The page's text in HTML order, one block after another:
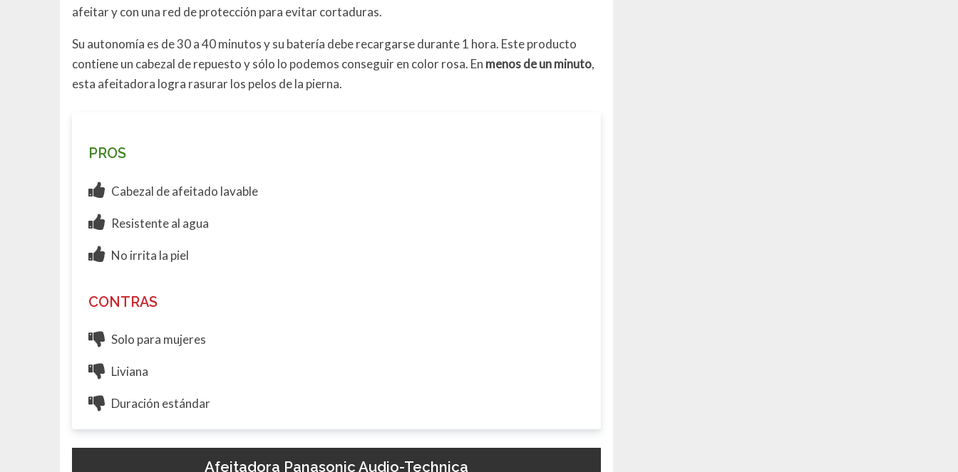
afeitar y con una red de protección para evitar cortaduras.
Su autonomía es de 30 a 40 minutos y su batería debe recargarse durante 1 hora. Este producto
contiene un cabezal de repuesto y sólo lo podemos conseguir en color rosa. En menos de un minuto,
esta afeitadora logra rasurar los pelos de la pierna.
PROS
Cabezal de afeitado lavable
Resistente al agua
No irrita la piel
CONTRAS
Solo para mujeres
Liviana
Duración estándar
Afeitadora Panasonic Audio-Technica